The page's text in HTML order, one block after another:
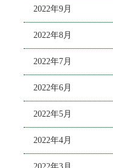
2022年9月
2022年8月
2022年7月
2022年6月
2022年5月
2022年4月